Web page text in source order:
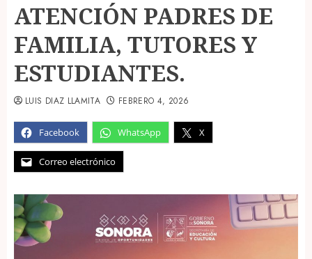
ATENCIÓN PADRES DE
FAMILIA, TUTORES Y
ESTUDIANTES.
Facebook WhatsApp X
Correo electrónico
LUIS DIAZ LLAMITA FEBRERO 4, 2026